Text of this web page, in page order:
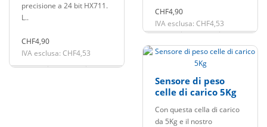
precisione a 24 bit HX711.
L..
CHF4,90
IVA esclusa: CHF4,53
CHF4,90
IVA esclusa: CHF4,53
Sensore di peso
celle di carico 5Kg
Con questa cella di carico
da 5Kg e il nostro